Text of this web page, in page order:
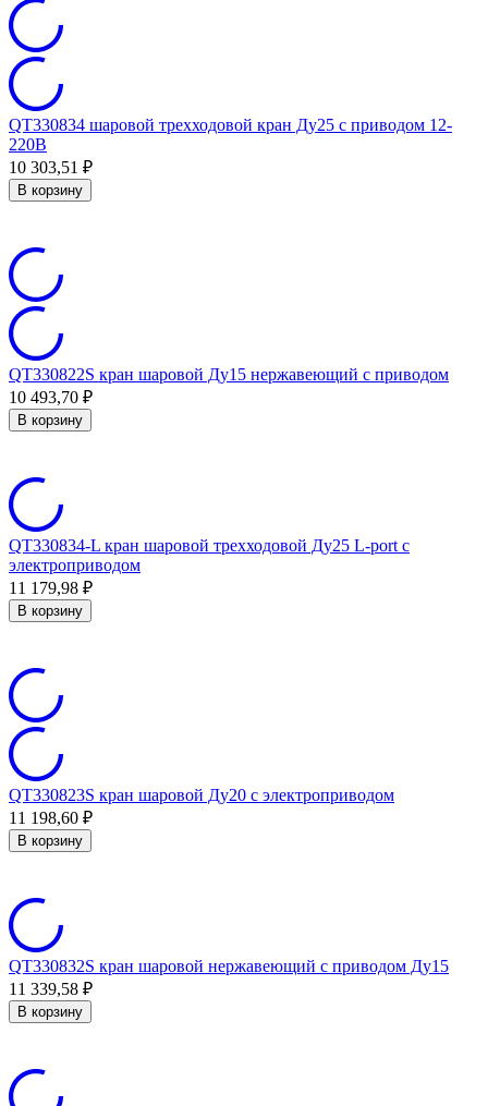
QT330834 шаровой трехходовой кран Ду25 с приводом 12-
220В
10 303,51 ₽
В корзину
QT330822S кран шаровой Ду15 нержавеющий с приводом
10 493,70 ₽
В корзину
QT330834-L кран шаровой трехходовой Ду25 L-port с
электроприводом
11 179,98 ₽
В корзину
QT330823S кран шаровой Ду20 с электроприводом
11 198,60 ₽
В корзину
QT330832S кран шаровой нержавеющий с приводом Ду15
11 339,58 ₽
В корзину